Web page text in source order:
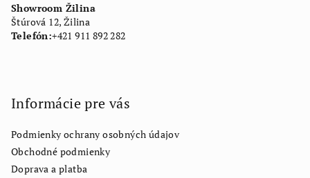
Showroom Žilina
Štúrová 12, Žilina
Telefón:+421 911 892 282
Informácie pre vás
Podmienky ochrany osobných údajov
Obchodné podmienky
Doprava a platba